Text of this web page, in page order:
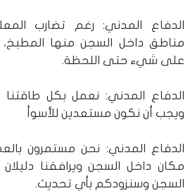
الدفاع المدني: رغم تضارب
مناطق داخل السجن منها المطبخ،
على شيء حتى اللحظة.
الدفاع المدني: نعمل بكل طاقتنا
ويجب أن نكون مستعدين للأسوأ
الدفاع المدني: نحن مستمرون
مكان داخل السجن ويرافقنا
السجن وسنزودكم بأي تحديث.